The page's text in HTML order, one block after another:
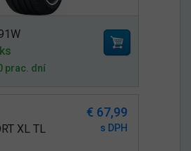
prac. dní
€ 67,99
XL TL s DPH